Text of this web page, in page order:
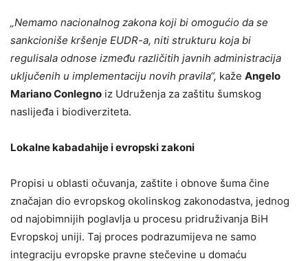
„Nemamo nacionalnog zakona koji bi omogućio da se
sankcioniše kršenje EUDR-a, niti strukturu koja bi
regulisala odnose između različitih javnih administracija
uključenih u implementaciju novih pravila“, kaže Angelo
Mariano Conlegno iz Udruženja za zaštitu šumskog
naslijeđa i biodiverziteta.
Lokalne kabadahije i evropski zakoni
Propisi u oblasti očuvanja, zaštite i obnove šuma čine
značajan dio evropskog okolinskog zakonodastva, jednog
od najobimnijih poglavlja u procesu pridruživanja BiH
Evropskoj uniji. Taj proces podrazumijeva ne samo
integraciju evropske pravne stečevine u domaću